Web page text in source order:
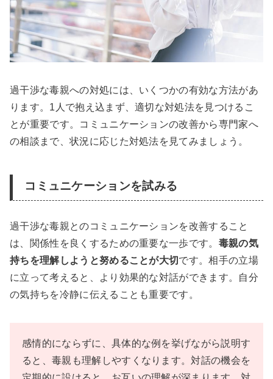
過干渉な毒親への対処には、いくつかの有効な方法があ
ります。1人で抱え込まず、適切な対処法を見つけるこ
とが重要です。コミュニケーションの改善から専門家へ
の相談まで、状況に応じた対処法を見てみましょう。
コミュニケーションを試みる
過干渉な毒親とのコミュニケーションを改善すること
は、関係性を良くするための重要な一歩です。 毒親の気
持ちを理解しようと努めることが大切 です。相手の立場
に立って考えると、より効果的な対話ができます。自分
の気持ちを冷静に伝えることも重要です。
感情的にならずに、具体的な例を挙げながら説明す
ると、毒親も理解しやすくなります。対話の機会を